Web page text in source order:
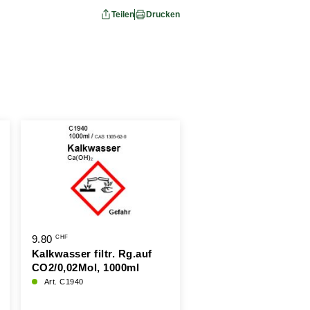
Teilen Drucken
9.80CHF
Kalkwasser filtr. Rg.auf
CO2/0,02Mol, 1000ml
Art. C1940